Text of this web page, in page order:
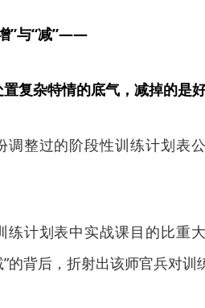
”与“减”——
复杂特情的底气，减掉的是
调整过的阶段性训练计划表
练计划表中实战课目的比重
的背后，折射出该师官兵对训